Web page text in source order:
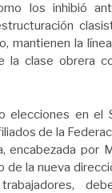
los inhibió
mantienen la
la clase obrera
elecciones en el
de la
encabezada por
de la nueva